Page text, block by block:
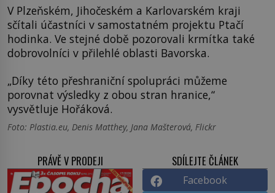
V Plzeňském, Jihočeském a Karlovarském kraji
sčítali účastníci v samostatném projektu Ptačí
hodinka. Ve stejné době pozorovali krmítka také
dobrovolníci v přilehlé oblasti Bavorska.
„Díky této přeshraniční spolupráci můžeme
porovnat výsledky z obou stran hranice,“
vysvětluje Hořáková.
Foto: Plastia.eu, Denis Matthey, Jana Mašterová, Flickr
PRÁVĚ V PRODEJI SDÍLEJTE ČLÁNEK
Facebook